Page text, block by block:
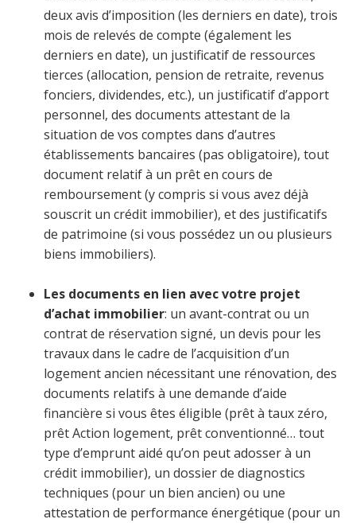
deux avis d’imposition (les derniers en date), trois
mois de relevés de compte (également les
derniers en date), un justificatif de ressources
tierces (allocation, pension de retraite, revenus
fonciers, dividendes, etc.), un justificatif d’apport
personnel, des documents attestant de la
situation de vos comptes dans d’autres
établissements bancaires (pas obligatoire), tout
document relatif à un prêt en cours de
remboursement (y compris si vous avez déjà
souscrit un crédit immobilier), et des justificatifs
de patrimoine (si vous possédez un ou plusieurs
biens immobiliers).
Les documents en lien avec votre projet
d’achat immobilier: un avant-contrat ou un
contrat de réservation signé, un devis pour les
travaux dans le cadre de l’acquisition d’un
logement ancien nécessitant une rénovation, des
documents relatifs à une demande d’aide
financière si vous êtes éligible (prêt à taux zéro,
prêt Action logement, prêt conventionné… tout
type d’emprunt aidé qu’on peut adosser à un
crédit immobilier), un dossier de diagnostics
techniques (pour un bien ancien) ou une
attestation de performance énergétique (pour un